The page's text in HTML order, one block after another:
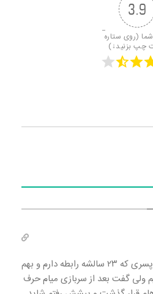
3.9
شما (روی ستاره
چپ بزنید↓)
سلام‌من دختری ۱۹ سالمه با پسری که ۲۳ سالشه رابطه دارم و بهم
ولی گفت بعد از سربازی میام حرف